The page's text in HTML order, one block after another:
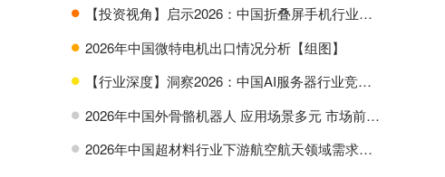
H 【投资视角】启示2026：中国折叠屏手机行业投融资及兼并重组分析
H 2026年中国微特电机出口情况分析【组图】
H 【行业深度】洞察2026：中国AI服务器行业竞争格局及市场份额
H 2026年中国外骨骼机器人 应用场景多元 市场前景广阔【组图】
H 2026年中国超材料行业下游航空航天领域需求分析【组图】